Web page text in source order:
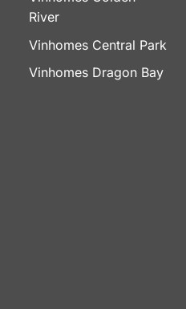
River
Vinhomes Central Park
Vinhomes Dragon Bay